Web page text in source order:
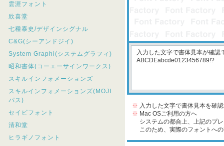
雲涯フォント
欣喜堂
七種泰史/デザインシグナル
C&G(シーアンドジイ)
System Graphi(システムグラフィ)
昭和書体(コーエーサインワークス)
スキルインフォメーションズ
スキルインフォメーションズ(MOJI
パス)
セイビフォント
清和堂
ヒラギノフォント
※ 入力した文字で書体見本を確
※ Mac OSご利用の方へ
システムの都合上、上記のプ
このため、実際のフォントへの